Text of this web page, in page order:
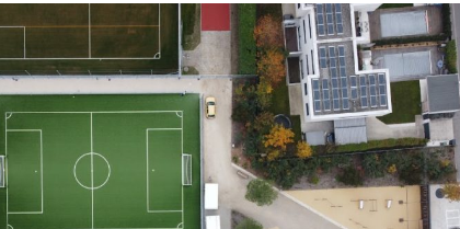
sportive
de
la
Californie